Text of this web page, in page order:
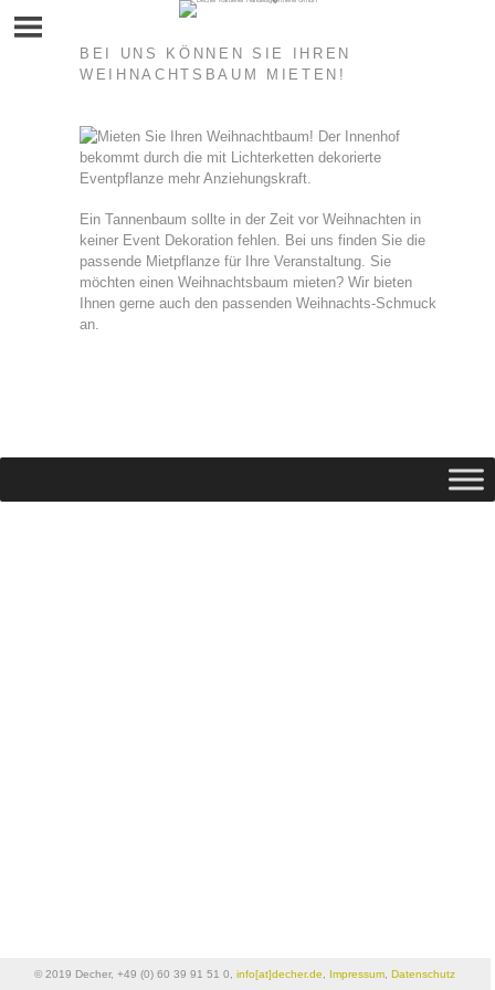
BEI UNS KÖNNEN SIE IHREN
WEIHNACHTSBAUM MIETEN!
Ein Tannenbaum sollte in der Zeit vor Weihnachten in
keiner Event Dekoration fehlen. Bei uns finden Sie die
passende Mietpflanze für Ihre Veranstaltung. Sie
möchten einen Weihnachtsbaum mieten? Wir bieten
Ihnen gerne auch den passenden Weihnachts-Schmuck
an.
© 2019 Decher, +49 (0) 60 39 91 51 0,info[at]decher.de Impressum ,Datenschutz